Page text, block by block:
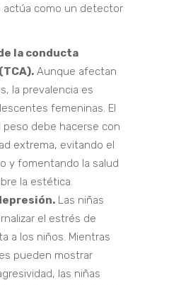
actúa como un detector
la conducta
Aunque afectan
la prevalencia es
femeninas. El
debe hacerse con
extrema, evitando el
y fomentando la salud
la estética.
Las niñas
el estrés de
a los niños. Mientras
pueden mostrar
las niñas